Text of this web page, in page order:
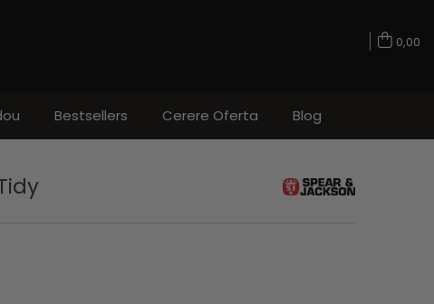
0,00
Bestsellers Cerere Oferta Blog